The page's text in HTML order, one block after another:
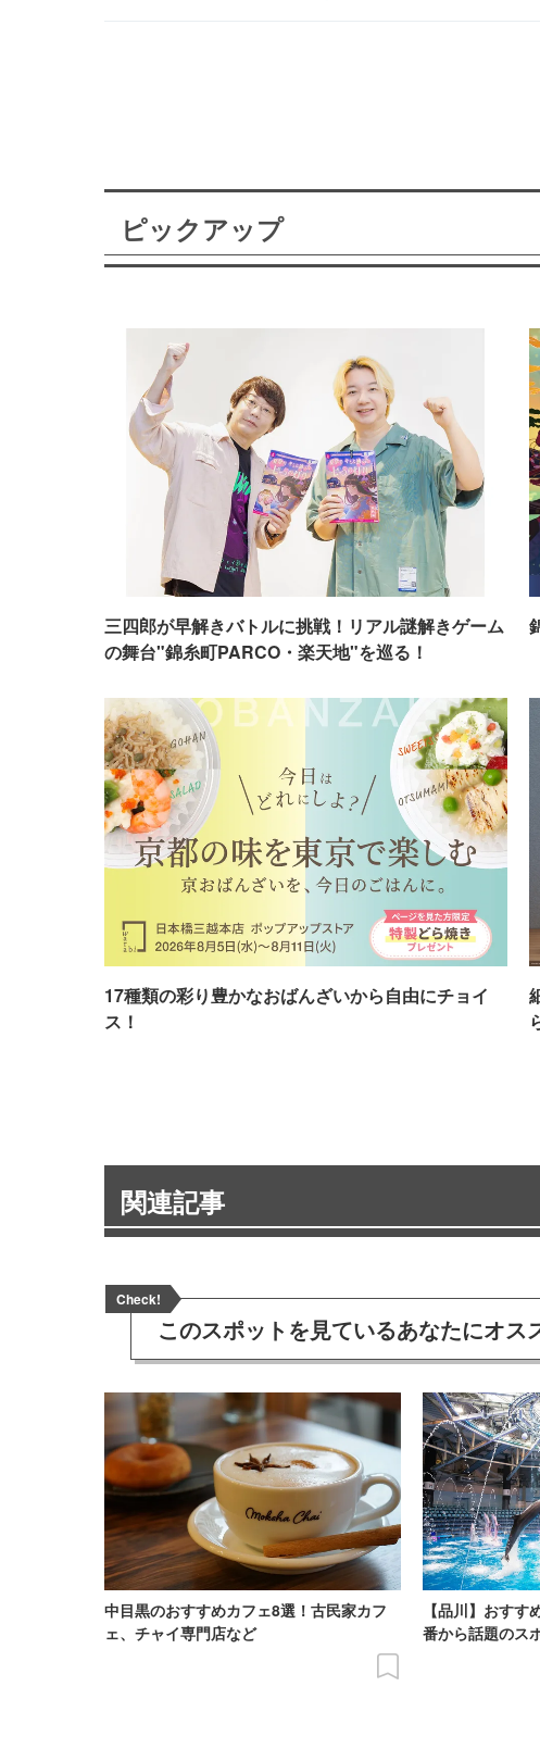
ピックアップ
三四郎が早解きバトルに挑戦！リアル謎解きゲーム
の舞台"錦糸町PARCO・楽天地"を巡る！
17種類の彩り豊かなおばんざいから自由にチョイ
ス！
関連記事
Check!
このスポットを見ているあなたにオス
中目黒のおすすめカフェ8選！古民家カフ
ェ、チャイ専門店など
【品川】おす
番から話題のス